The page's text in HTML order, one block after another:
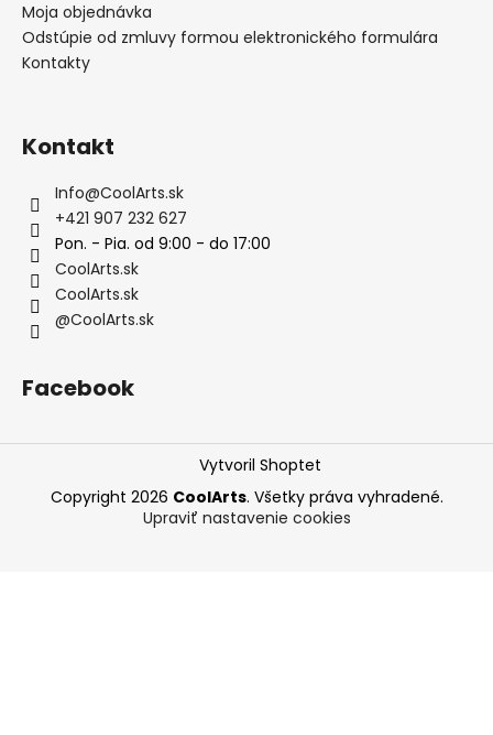
Moja objednávka
Odstúpie od zmluvy formou elektronického formulára
Kontakty
Kontakt
Info@CoolArts.sk
+421 907 232 627
Pon. - Pia. od 9:00 - do 17:00
CoolArts.sk
CoolArts.sk
@CoolArts.sk
Facebook
Vytvoril Shoptet
Copyright 2026 CoolArts. Všetky práva vyhradené.
Upraviť nastavenie cookies